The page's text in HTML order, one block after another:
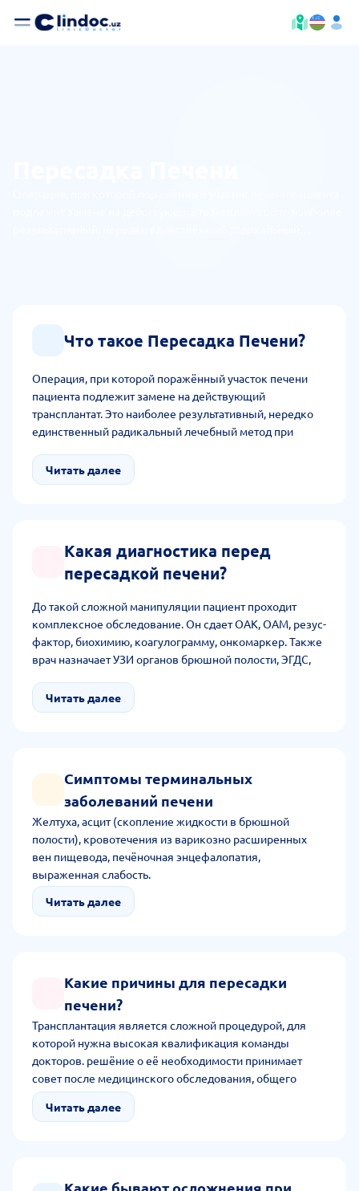
Что такое Пересадка Печени?
Операция, при которой поражённый участок печени
пациента подлежит замене на действующий
трансплантат. Это наиболее результативный, нередко
единственный радикальный лечебный метод при
заболевания печени, злокачественного образования
органа.
Читать далее
Какая диагностика перед
пересадкой печени?
До такой сложной манипуляции пациент проходит
комплексное обследование. Он сдает ОАК, ОАМ, резус-
фактор, биохимию, коагулограмму, онкомаркер. Также
врач назначает УЗИ органов брюшной полости, ЭГДС,
спирографию. Обязательно отправляет на
консультацию к терапевту, анестезиологу, другому
Читать далее
Симптомы терминальных
заболеваний печени
Желтуха, асцит (скопление жидкости в брюшной
полости), кровотечения из варикозно расширенных
вен пищевода, печёночная энцефалопатия,
выраженная слабость.
Читать далее
Какие причины для пересадки
печени?
Трансплантация является сложной процедурой, для
которой нужна высокая квалификация команды
докторов. решёние о её необходимости принимает
совет после медицинского обследования, общего
состояния человека и наличии сопутствующих
хронических патологий, способных повлиять на
Читать далее